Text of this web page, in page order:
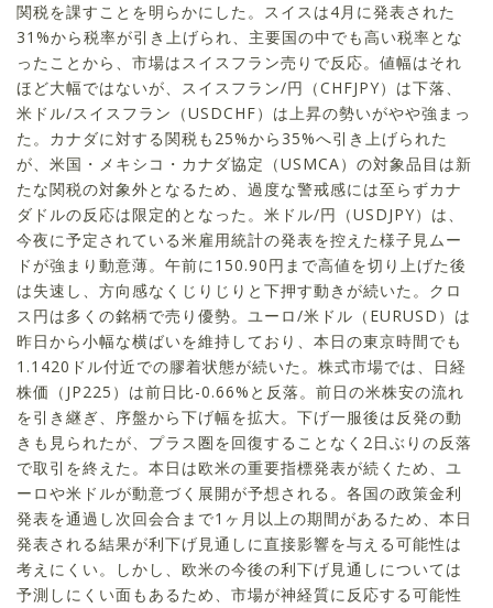
関税を課すことを明らかにした。スイスは4月に発表された
31%から税率が引き上げられ、主要国の中でも高い税率とな
ったことから、市場はスイスフラン売りで反応。値幅はそれ
ほど大幅ではないが、スイスフラン/円（CHFJPY）は下落、
米ドル/スイスフラン（USDCHF）は上昇の勢いがやや強まっ
た。カナダに対する関税も25%から35%へ引き上げられた
が、米国・メキシコ・カナダ協定（USMCA）の対象品目は新
たな関税の対象外となるため、過度な警戒感には至らずカナ
ダドルの反応は限定的となった。米ドル/円（USDJPY）は、
今夜に予定されている米雇用統計の発表を控えた様子見ムー
ドが強まり動意薄。午前に150.90円まで高値を切り上げた後
は失速し、方向感なくじりじりと下押す動きが続いた。クロ
ス円は多くの銘柄で売り優勢。ユーロ/米ドル（EURUSD）は
昨日から小幅な横ばいを維持しており、本日の東京時間でも
1.1420ドル付近での膠着状態が続いた。株式市場では、日経
株価（JP225）は前日比-0.66%と反落。前日の米株安の流れ
を引き継ぎ、序盤から下げ幅を拡大。下げ一服後は反発の動
きも見られたが、プラス圏を回復することなく2日ぶりの反落
で取引を終えた。本日は欧米の重要指標発表が続くため、ユ
ーロや米ドルが動意づく展開が予想される。各国の政策金利
発表を通過し次回会合まで1ヶ月以上の期間があるため、本日
発表される結果が利下げ見通しに直接影響を与える可能性は
考えにくい。しかし、欧米の今後の利下げ見通しについては
予測しにくい面もあるため、市場が神経質に反応する可能性